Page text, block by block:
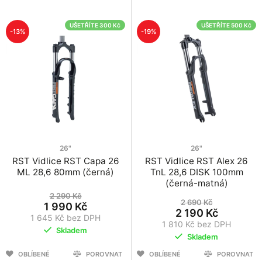
-13%
UŠETŘÍTE 300 Kč
26"
RST Vidlice RST Capa 26
ML 28,6 80mm (černá)
2 290 Kč
1 990 Kč
1 645 Kč bez DPH
Skladem
OBLÍBENÉ
POROVNAT
-19%
UŠETŘÍTE 500 Kč
26"
RST Vidlice RST Alex 26
TnL 28,6 DISK 100mm
(černá-matná)
2 690 Kč
2 190 Kč
1 810 Kč bez DPH
Skladem
OBLÍBENÉ
POROVNAT